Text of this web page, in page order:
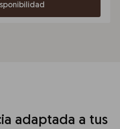
adaptada a tus